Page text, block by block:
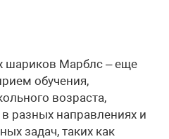
шариков Марблс – еще
обучения,
возраста,
разных направлениях и
задач, таких как